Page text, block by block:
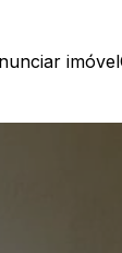
imóvel